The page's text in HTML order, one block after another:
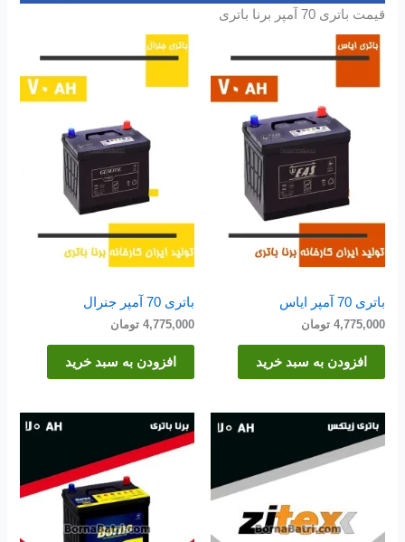
قیمت باتری 70 آمپر برنا باتری
باتری 70 آمپر ایاس
4,775,000 تومان
افزودن به سبد خرید
باتری 70 آمپر جنرال
4,775,000 تومان
افزودن به سبد خرید